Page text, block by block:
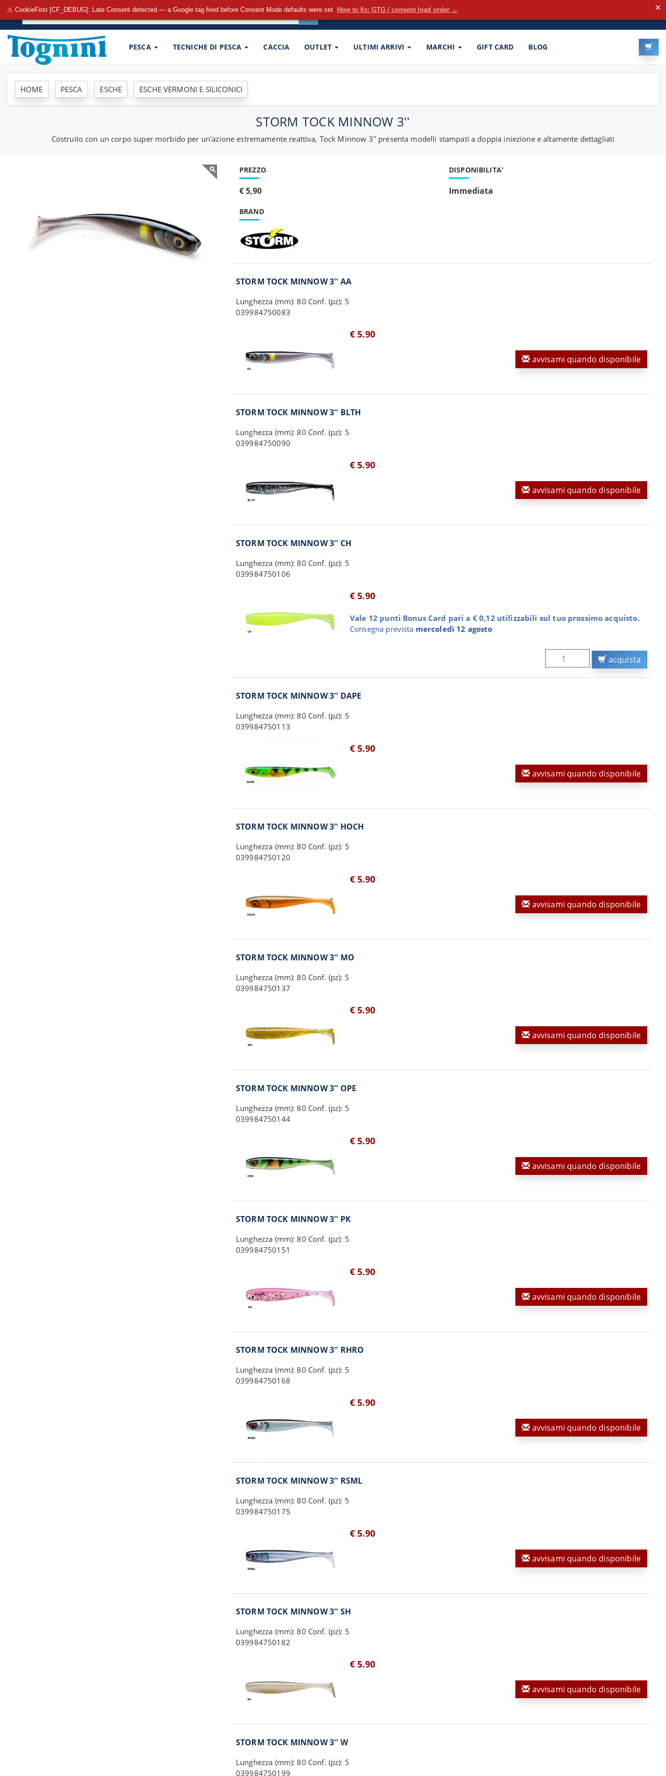
⚠ CookieFirst [CF_DEBUG]: Late Consent detected — a Google tag fired before Consent Mode defaults were set. How to fix: GTG / consent load order →
✕
PESCA TECNICHE DI PESCA CACCIA OUTLET ULTIMI ARRIVI MARCHI GIFT CARD BLOG
HOME PESCA ESCHE ESCHE VERMONI E SILICONICI
STORM TOCK MINNOW 3''
Costruito con un corpo super morbido per un'azione estremamente reattiva, Tock Minnow 3'' presenta modelli stampati a doppia iniezione e altamente dettagliati
PREZZO
€ 5,90
BRAND
DISPONIBILITA'
Immediata
STORM TOCK MINNOW 3'' AA
Lunghezza (mm): 80 Conf. (pz): 5
039984750083
€ 5.90
avvisami quando disponibile
STORM TOCK MINNOW 3'' BLTH
Lunghezza (mm): 80 Conf. (pz): 5
039984750090
€ 5.90
avvisami quando disponibile
STORM TOCK MINNOW 3'' CH
Lunghezza (mm): 80 Conf. (pz): 5
039984750106
€ 5.90
Vale 12 punti Bonus Card pari a € 0,12 utilizzabili sul tuo prossimo acquisto.
Consegna prevista mercoledì 12 agosto
acquista
STORM TOCK MINNOW 3'' DAPE
Lunghezza (mm): 80 Conf. (pz): 5
039984750113
€ 5.90
avvisami quando disponibile
STORM TOCK MINNOW 3'' HOCH
Lunghezza (mm): 80 Conf. (pz): 5
039984750120
€ 5.90
avvisami quando disponibile
STORM TOCK MINNOW 3'' MO
Lunghezza (mm): 80 Conf. (pz): 5
039984750137
€ 5.90
avvisami quando disponibile
STORM TOCK MINNOW 3'' OPE
Lunghezza (mm): 80 Conf. (pz): 5
039984750144
€ 5.90
avvisami quando disponibile
STORM TOCK MINNOW 3'' PK
Lunghezza (mm): 80 Conf. (pz): 5
039984750151
€ 5.90
avvisami quando disponibile
STORM TOCK MINNOW 3'' RHRO
Lunghezza (mm): 80 Conf. (pz): 5
039984750168
€ 5.90
avvisami quando disponibile
STORM TOCK MINNOW 3'' RSML
Lunghezza (mm): 80 Conf. (pz): 5
039984750175
€ 5.90
avvisami quando disponibile
STORM TOCK MINNOW 3'' SH
Lunghezza (mm): 80 Conf. (pz): 5
039984750182
€ 5.90
avvisami quando disponibile
STORM TOCK MINNOW 3'' W
Lunghezza (mm): 80 Conf. (pz): 5
039984750199